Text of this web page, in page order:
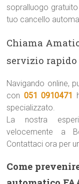
sopralluogo
tuo cancello
Chiama
servizio rapido
Navigando online,
con 051 0910471
specializzato.
La nostra
velocemente a
Contattaci ora per
Come